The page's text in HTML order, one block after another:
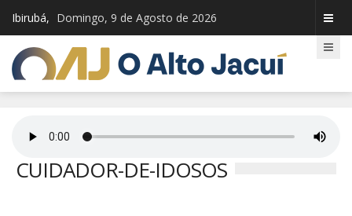
Ibirubá, Domingo, 9 de Agosto de 2026
CUIDADOR-DE-IDOSOS